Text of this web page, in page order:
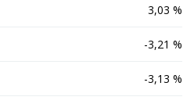
3,03 %
-3,21 %
-3,13 %